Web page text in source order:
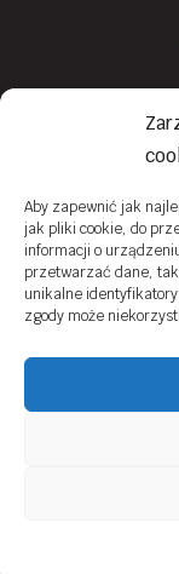
Aby zapewnić jak
jak pliki cookie, do
informacji o
przetwarzać dane,
unikalne
zgody może
© 2026